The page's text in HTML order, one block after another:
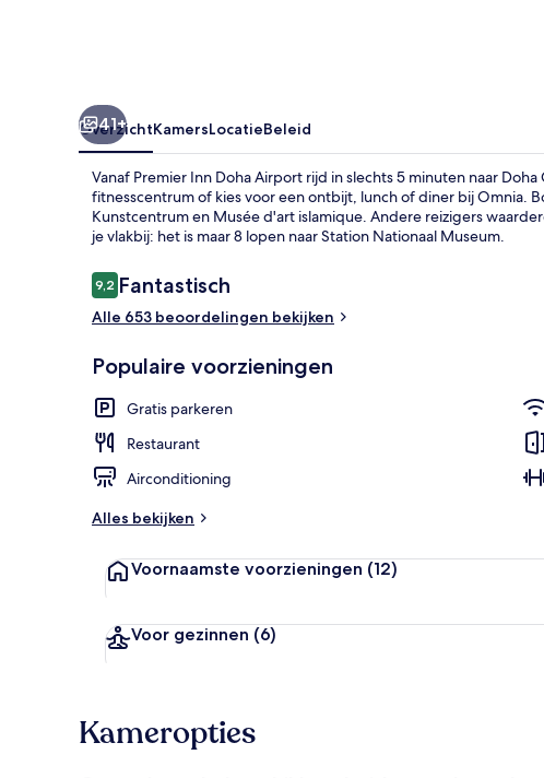
41+
OverzichtKamersLocatieBeleid
Vanaf Premier Inn Doha Airport rijd in slechts 5 minuten naar
fitnesscentrum of kies voor een ontbijt, lunch of diner bij Omnia.
Kunstcentrum en Musée d'art islamique. Andere reizigers
je vlakbij: het is maar 8 lopen naar Station Nationaal Museum.
Beoordelingen
9,29,2 op 10 –
Fantastisch
Alle 653 beoordelingen bekijken
Populaire voorzieningen
Gratis parkeren
Restaurant
Airconditioning
Alles bekijken
Voornaamste voorzieningen (12)
Voor gezinnen (6)
Kameropties